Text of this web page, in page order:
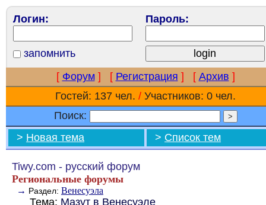
Логин: Пароль:
запомнить
[ Форум ] [ Регистрация ] [ Архив ]
Гостей: 137 чел. / Участников: 0 чел.
Поиск:
> Новая тема > Список тем
Tiwy.com - русский форум
Региональные форумы
→ Раздел: Венесуэла
Тема: Мазут в Венесуэле